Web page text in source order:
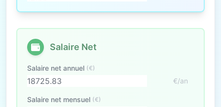
Salaire Net
Salaire net annuel (€)
€/an
Salaire net mensuel (€)